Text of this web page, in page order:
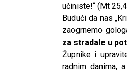
učiniste!“ (Mt
Budući da nas
zaogrnemo
za stradale u
Župnike i
radnim danima,